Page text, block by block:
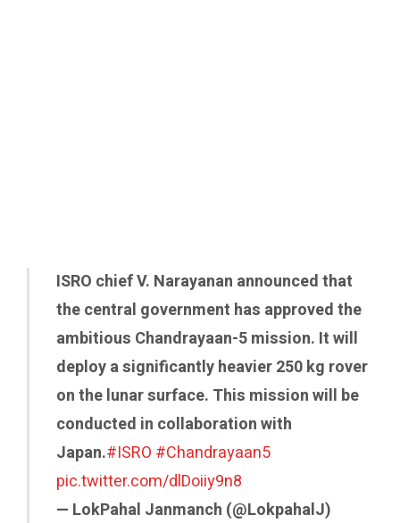
ISRO chief V. Narayanan announced that
the central government has approved the
ambitious Chandrayaan-5 mission. It will
deploy a significantly heavier 250 kg rover
on the lunar surface. This mission will be
conducted in collaboration with
Japan.#ISRO #Chandrayaan5
pic.twitter.com/dlDoiiy9n8
— LokPahal Janmanch (@LokpahalJ)